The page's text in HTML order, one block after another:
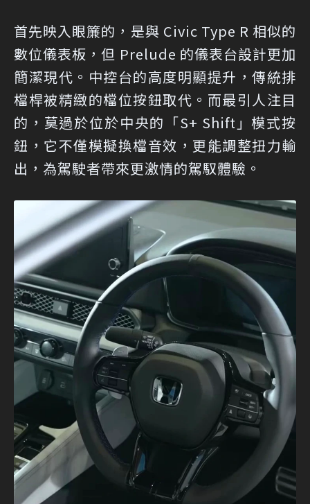
首先映入眼簾的，是與 Civic Type R 相似的
數位儀表板，但 Prelude 的儀表台設計更加
簡潔現代。中控台的高度明顯提升，傳統排
檔桿被精緻的檔位按鈕取代。而最引人注目
的，莫過於位於中央的「S+ Shift」模式按
鈕，它不僅模擬換檔音效，更能調整扭力輸
出，為駕駛者帶來更激情的駕馭體驗。